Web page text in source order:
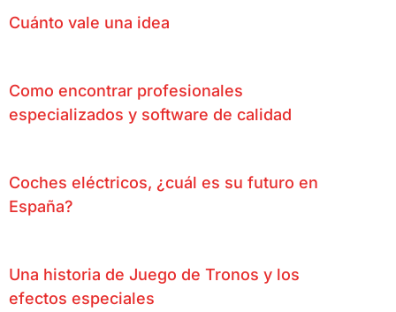
Cuánto vale una idea
Como encontrar profesionales
especializados y software de calidad
Coches eléctricos, ¿cuál es su futuro en
España?
Una historia de Juego de Tronos y los
efectos especiales